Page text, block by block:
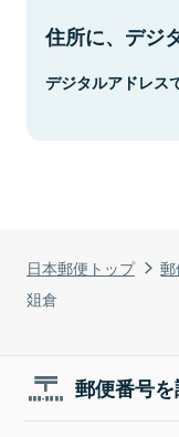
日本郵便トップ
爼倉
住所に、デジ
デジタルアドレス
郵便番号